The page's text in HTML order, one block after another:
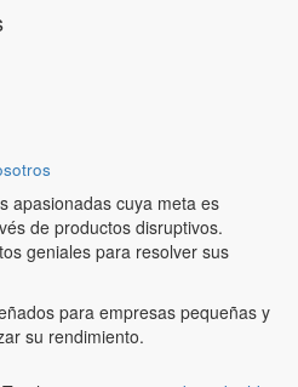
apasionadas cuya meta es
de productos disruptivos.
geniales para resolver sus
para empresas pequeñas y
su rendimiento.